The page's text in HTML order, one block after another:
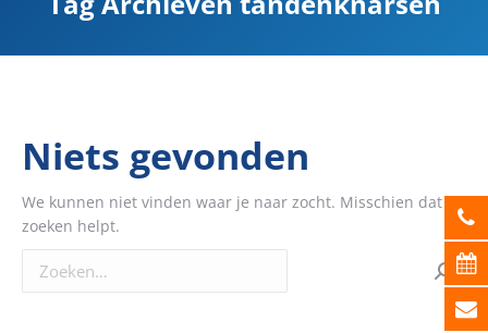
Niets gevonden
We kunnen niet vinden waar je naar zocht. Misschien dat
zoeken helpt.
Zoeken: